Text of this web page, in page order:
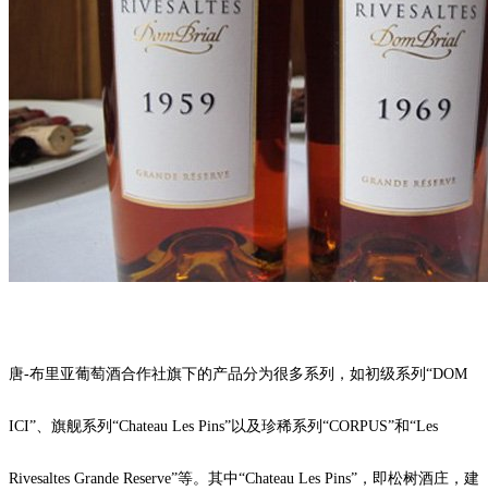
唐-布里亚葡萄酒合作社旗下的产品分为很多系列，如初级系列“DOM
ICI”、旗舰系列“Chateau Les Pins”以及珍稀系列“CORPUS”和“Les
Rivesaltes Grande Reserve”等。其中“Chateau Les Pins”，即松树酒庄，建